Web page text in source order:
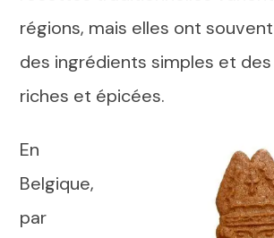
régions, mais elles ont
des ingrédients simples et
riches et épicées.
En
Belgique,
par